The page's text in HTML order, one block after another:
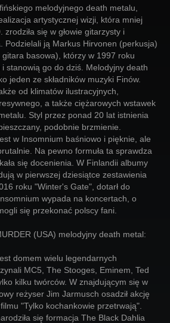
melodyjnego death metalu,
artystycznej wizji, która mniej
zrodziła się w głowie gitarzysty i
Podzielali ją Markus Hirvonen (perkusja)
basowa), którzy w 1997 roku
i stanowią go do dziś. Melodyjny death
jeden ze składników muzyki Finów.
od klimatów ilustracyjnych,
a także ciężarowych wstawek
Styl przez ponad 20 lat istnienia
podobnie brzmienie.
w Insomnium baśniowo i pięknie, ale
Na pewno formuła ta sprawdza
się docenienia. W Finlandii albumy
w pierwszej dziesiątce zestawienia
roku "Winter's Gate", dotarł do
wypada na koncertach, o
się przekonać polscy fani.
(USA) melodyjny death metal:
domem wielu legendarnych
MC5, The Stooges, Eminem, Ted
kilku twórców. W znajdującym się w
reżyser Jim Jarmusch osadził akcję
"Tylko kochankowie przetrwają".
się formacja The Black Dahlia